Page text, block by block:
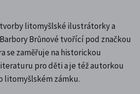
litomyšlské ilustrátorky a
Brůnové tvořící pod značkou
se zaměřuje na historickou
pro děti a je též autorkou
litomyšlském zámku.